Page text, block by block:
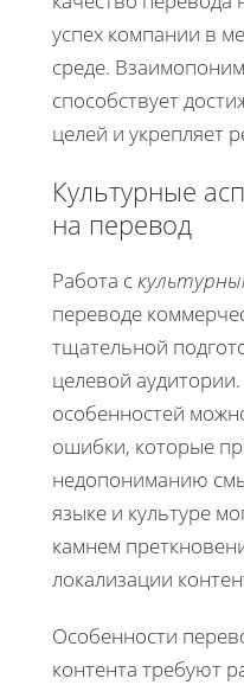
успех компании в
среде.
способствует
целей и укрепляет
Культурные
на перевод
Работа с
переводе
тщательной
целевой
особенностей
ошибки, которые
недопониманию
языке и культуре
камнем
локализации
Особенности
контента требуют